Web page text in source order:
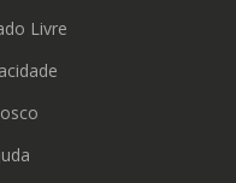
Livre